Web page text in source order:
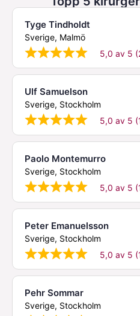
Tyge Tindholdt
Sverige, Malmö
5,0 av 5
Ulf Samuelson
Sverige, Stockholm
5,0 av 5
Paolo Montemurro
Sverige, Stockholm
5,0 av 5
Peter Emanuelsson
Sverige, Stockholm
5,0 av 5
Pehr Sommar
Sverige, Stockholm